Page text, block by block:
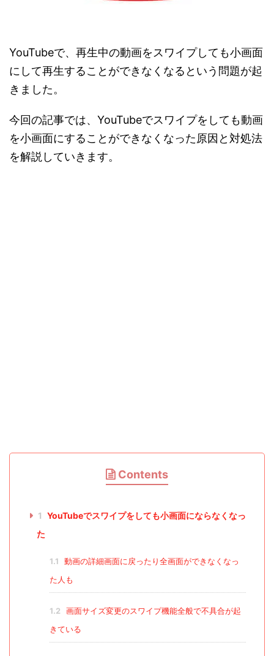
YouTubeで、再生中の動画をスワイプしても小画面
にして再生することができなくなるという問題が起
きました。
今回の記事では、YouTubeでスワイプをしても動画
を小画面にすることができなくなった原因と対処法
を解説していきます。
Contents
1 YouTubeでスワイプをしても小画面にならなくなっ
た
1.1
動画の詳細画面に戻ったり全画面ができなくなっ
た人も
1.2
画面サイズ変更のスワイプ機能全般で不具合が起
きている